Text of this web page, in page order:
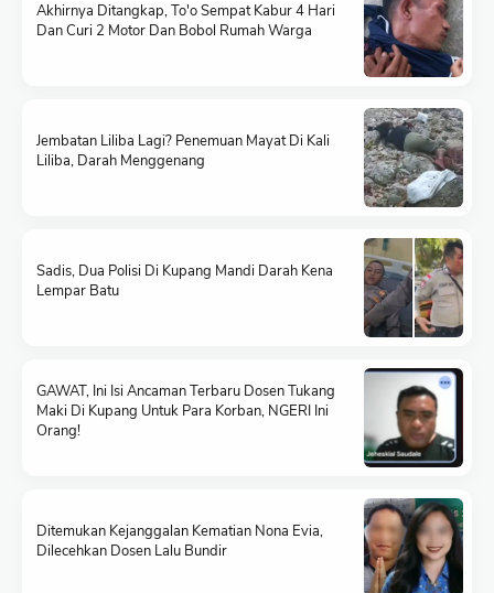
Akhirnya Ditangkap, To'o Sempat Kabur 4 Hari
Dan Curi 2 Motor Dan Bobol Rumah Warga
Jembatan Liliba Lagi? Penemuan Mayat Di Kali
Liliba, Darah Menggenang
Sadis, Dua Polisi Di Kupang Mandi Darah Kena
Lempar Batu
GAWAT, Ini Isi Ancaman Terbaru Dosen Tukang
Maki Di Kupang Untuk Para Korban, NGERI Ini
Orang!
Ditemukan Kejanggalan Kematian Nona Evia,
Dilecehkan Dosen Lalu Bundir